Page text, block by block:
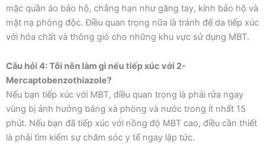
mặc quần áo bảo hộ, chẳng hạn như găng tay, kính bảo hộ và
mặt nạ phòng độc. Điều quan trọng nữa là tránh để da tiếp xúc
với hóa chất và thông gió cho những khu vực sử dụng MBT.
Câu hỏi 4: Tôi nên làm gì nếu tiếp xúc với 2-
Mercaptobenzothiazole?
Nếu bạn tiếp xúc với MBT, điều quan trọng là phải rửa ngay
vùng bị ảnh hưởng bằng xà phòng và nước trong ít nhất 15
phút. Nếu bạn đã tiếp xúc với nồng độ MBT cao, điều cần thiết
là phải tìm kiếm sự chăm sóc y tế ngay lập tức.